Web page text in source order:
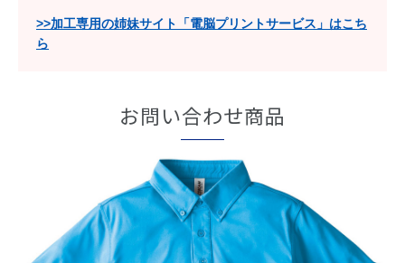
>>加工専用の姉妹サイト「電脳プリントサービス」はこち
ら
お問い合わせ商品